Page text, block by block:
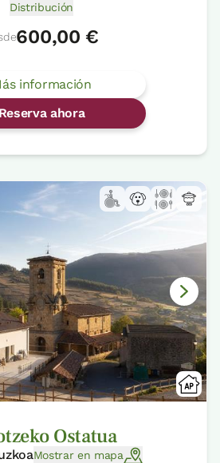
Distribución
600,00 €
información
Reserva ahora
Ostatua
Mostrar en mapa